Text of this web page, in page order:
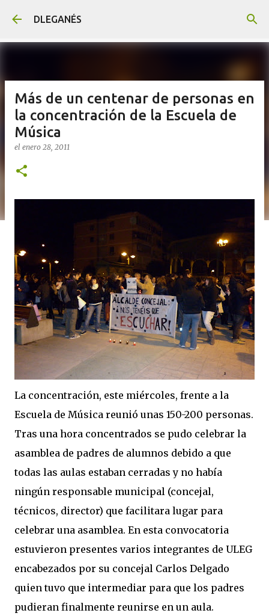
DLEGANÉS
Más de un centenar de personas en
la concentración de la Escuela de
Música
el enero 28, 2011
La concentración, este miércoles, frente a la
Escuela de Música reunió unas 150-200 personas.
Tras una hora concentrados se pudo celebrar la
asamblea de padres de alumnos debido a que
todas las aulas estaban cerradas y no había
ningún responsable municipal (concejal,
técnicos, director) que facilitara lugar para
celebrar una asamblea. En esta convocatoria
estuvieron presentes varios integrantes de ULEG
encabezados por su concejal Carlos Delgado
quien tuvo que intermediar para que los padres
pudieran finalmente reunirse en un aula.